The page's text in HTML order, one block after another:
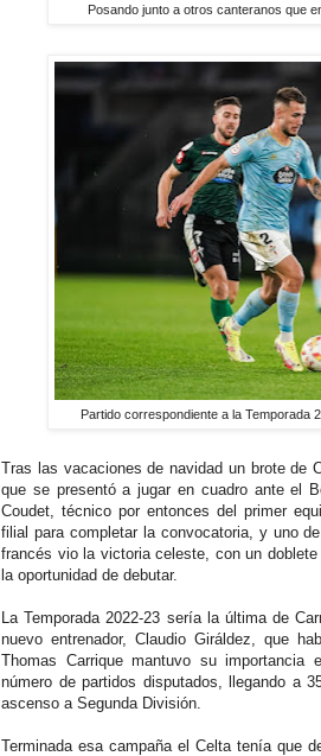
Posando junto a otros canteranos que
Partido correspondiente a la Temporada
Tras las vacaciones de navidad un brote de
que se presentó a jugar en cuadro ante el
Coudet, técnico por entonces del primer
filial para completar la convocatoria, y uno
francés vio la victoria celeste, con un
la oportunidad de debutar.
La Temporada 2022-23 sería la última de
nuevo entrenador, Claudio Giráldez, que
Thomas Carrique mantuvo su importancia
número de partidos disputados, llegando a
ascenso a Segunda División.
Terminada esa campaña el Celta tenía que